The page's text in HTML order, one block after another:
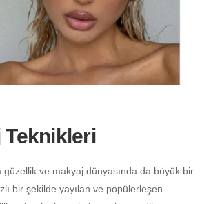
Teknikleri
ve makyaj dünyasında da büyük bir
bir şekilde yayılan ve popülerleşen